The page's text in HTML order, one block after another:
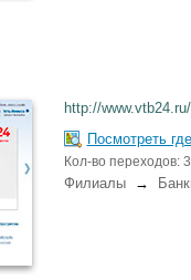
http://
Посмотреть
Кол-во переходов:
Филиалы→